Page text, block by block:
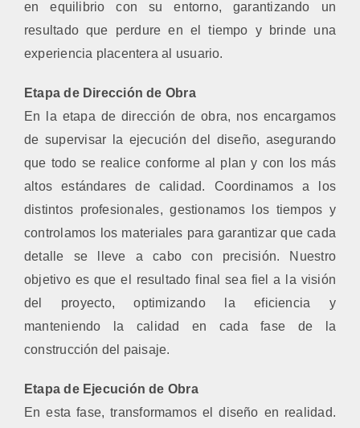
en equilibrio con su entorno, garantizando un
resultado que perdure en el tiempo y brinde una
experiencia placentera al usuario.
Etapa de Dirección de Obra
En la etapa de dirección de obra, nos encargamos
de supervisar la ejecución del diseño, asegurando
que todo se realice conforme al plan y con los más
altos estándares de calidad. Coordinamos a los
distintos profesionales, gestionamos los tiempos y
controlamos los materiales para garantizar que cada
detalle se lleve a cabo con precisión. Nuestro
objetivo es que el resultado final sea fiel a la visión
del proyecto, optimizando la eficiencia y
manteniendo la calidad en cada fase de la
construcción del paisaje.
Etapa de Ejecución de Obra
En esta fase, transformamos el diseño en realidad.